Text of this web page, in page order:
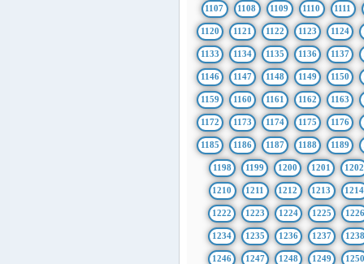
1107 1108 1109 1110 1111
1120 1121 1122 1123 1124
1133 1134 1135 1136 1137
1146 1147 1148 1149 1150
1159 1160 1161 1162 1163
1172 1173 1174 1175 1176
1185 1186 1187 1188 1189
1198 1199 1200 1201 1202
1210 1211 1212 1213 1214
1222 1223 1224 1225 1226
1234 1235 1236 1237 1238
1246 1247 1248 1249 1250